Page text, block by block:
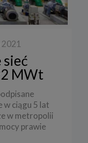
MWt
w ciągu 5 lat
w metropolii
prawie